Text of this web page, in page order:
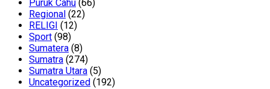
Puruk Cahu (66)
Regional (22)
RELIGI (12)
Sport (98)
Sumatera (8)
Sumatra (274)
Sumatra Utara (5)
Uncategorized (192)